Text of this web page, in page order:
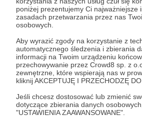
poniżej prezentujemy Ci najważniejsze
zasadach przetwarzania przez nas
osobowych.
Aby wyrazić zgody na korzystanie z
automatycznego śledzenia i zbierania
informacji na Twoim urządzeniu
przechowywanie przez Crowd8 sp. z
zewnętrzne, które wspierają nas w
kliknij AKCEPTUJĘ I PRZECHODZĘ DO
Jeśli chcesz dostosować lub zmienić
dotyczące zbierania danych
"USTAWIENIA ZAAWANSOWANE".